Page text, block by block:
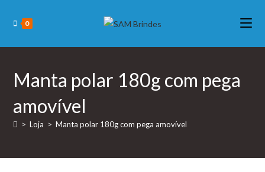
0
Manta polar 180g com pega
amovível
> Loja > Manta polar 180g com pega amovível